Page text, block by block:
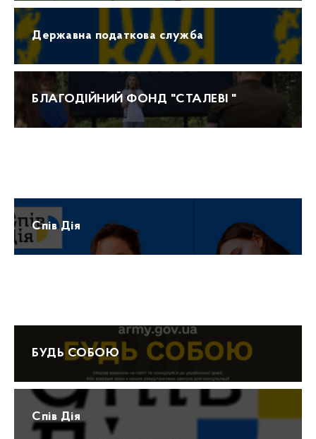
Державна податкова служба
БЛАГОДІЙНИЙ ФОНД "СТАЛЕВІ "
Спів Дія
БУДЬ СОБОЮ
Спів Дія